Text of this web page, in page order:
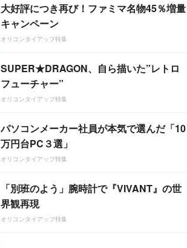
大好評につき再び！ファミマ名物45％増量
キャンペーン
オリコンタイアップ特集
SUPER★DRAGON、自ら描いた”レトロ
フューチャー”
オリコンタイアップ特集
パソコンメーカー社員が本気で選んだ「10
万円台PC３選」
オリコンタイアップ特集
「別班のよう」腕時計で『VIVANT』の世
界観再現
オリコンタイアップ特集